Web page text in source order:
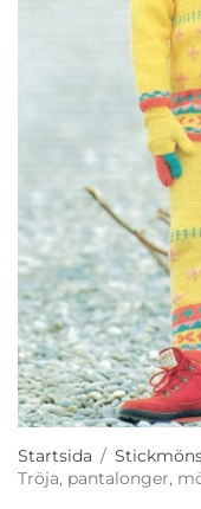
Startsida /
Tröja, pantalonger,